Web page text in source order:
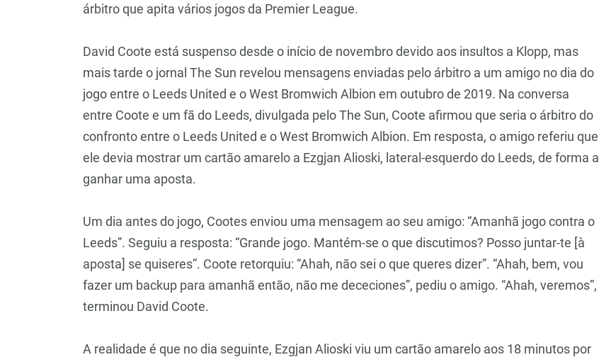
árbitro que apita vários jogos da Premier League.
David Coote está suspenso desde o início de novembro devido aos insultos a Klopp, mas
mais tarde o jornal The Sun revelou mensagens enviadas pelo árbitro a um amigo no dia do
jogo entre o Leeds United e o West Bromwich Albion em outubro de 2019. Na conversa
entre Coote e um fã do Leeds, divulgada pelo The Sun, Coote afirmou que seria o árbitro do
confronto entre o Leeds United e o West Bromwich Albion. Em resposta, o amigo referiu que
ele devia mostrar um cartão amarelo a Ezgjan Alioski, lateral-esquerdo do Leeds, de forma a
ganhar uma aposta.
Um dia antes do jogo, Cootes enviou uma mensagem ao seu amigo: “Amanhã jogo contra o
Leeds”. Seguiu a resposta: “Grande jogo. Mantém-se o que discutimos? Posso juntar-te [à
aposta] se quiseres”. Coote retorquiu: “Ahah, não sei o que queres dizer”. “Ahah, bem, vou
fazer um backup para amanhã então, não me dececiones”, pediu o amigo. “Ahah, veremos”,
terminou David Coote.
A realidade é que no dia seguinte, Ezgjan Alioski viu um cartão amarelo aos 18 minutos por